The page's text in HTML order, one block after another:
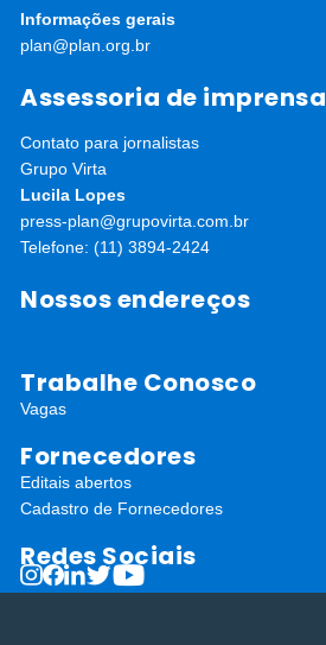
Informações gerais
plan@plan.org.br
Assessoria de imprensa
Contato para jornalistas
Grupo Virta
Lucila Lopes
press-plan@grupovirta.com.br
Telefone: (11) 3894-2424
Nossos endereços
Trabalhe Conosco
Vagas
Fornecedores
Editais abertos
Cadastro de Fornecedores
Redes Sociais